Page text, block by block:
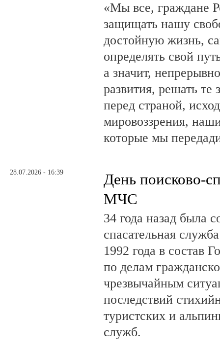
«Мы все, граждане
защищать нашу
достойную жизнь,
определять свой
а значит,
развития, решать те
перед страной,
мировоззрения,
которые мы
28.07.2026 - 16:39
День поисково-
МЧС
34 года назад была
спасательная
1992 года в состав
по делам
чрезвычайным
последствий
туристских и
служб.